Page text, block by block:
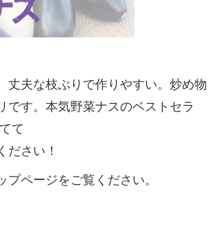
丈夫な枝ぶりで作りやすい。炒め物
です。本気野菜ナスのベストセラ
て
ださい！
ページをご覧ください。